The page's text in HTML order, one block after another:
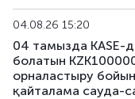
04.08.26 15:20
04 тамызда KASE-
болатын
орналастыру
қайталама сауда-